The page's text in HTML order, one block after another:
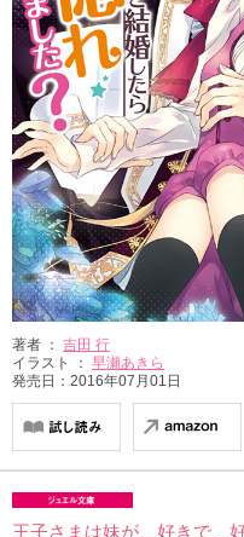
著者 ： 吉田 行
イラスト ： 早瀬あきら
発売日：2016年07月01日
王子さまは妹が、好きで、